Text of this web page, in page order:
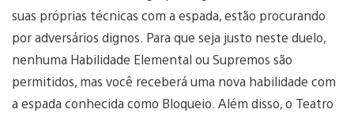
suas próprias técnicas com a espada, estão procurando
por adversários dignos. Para que seja justo neste duelo,
nenhuma Habilidade Elemental ou Supremos são
permitidos, mas você receberá uma nova habilidade com
a espada conhecida como Bloqueio. Além disso, o Teatro